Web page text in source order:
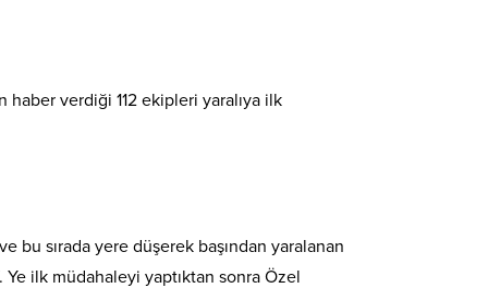
verdiği 112 ekipleri yaralıya ilk
sırada yere düşerek başından yaralanan
ilk müdahaleyi yaptıktan sonra Özel